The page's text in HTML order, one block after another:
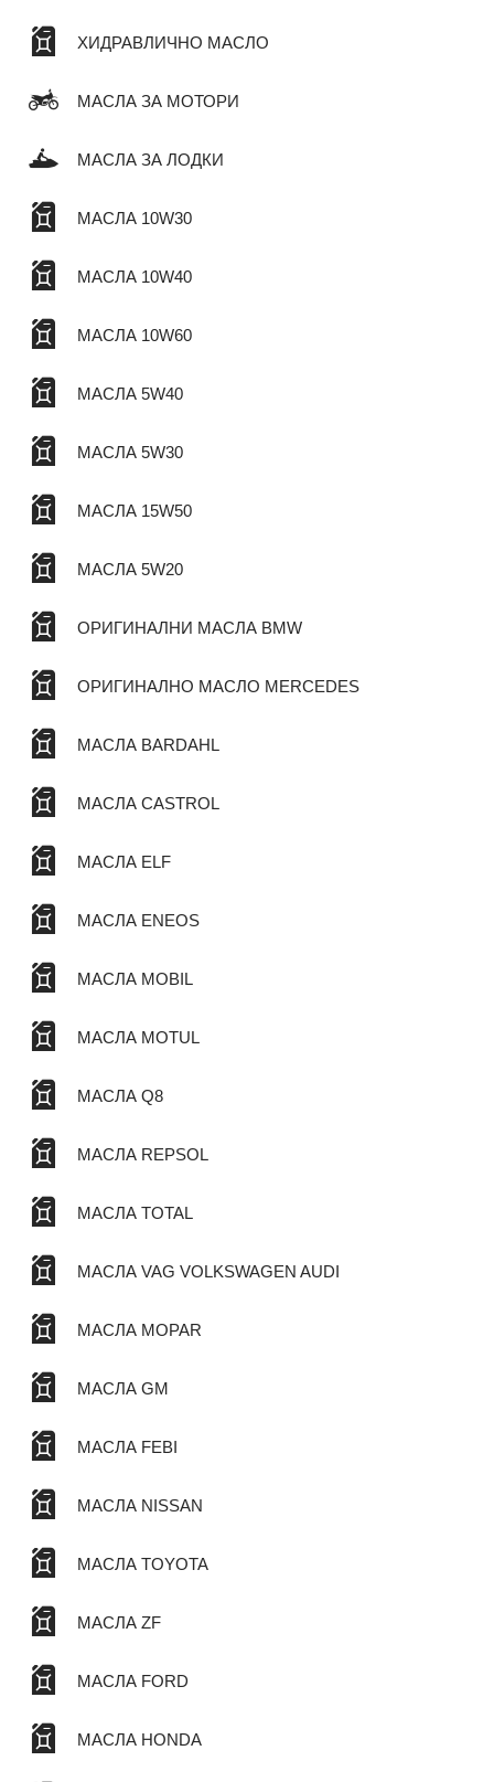
ХИДРАВЛИЧНО МАСЛО
МАСЛА ЗА МОТОРИ
МАСЛА ЗА ЛОДКИ
МАСЛА 10W30
МАСЛА 10W40
МАСЛА 10W60
МАСЛА 5W40
МАСЛА 5W30
МАСЛА 15W50
МАСЛА 5W20
ОРИГИНАЛНИ МАСЛА BMW
ОРИГИНАЛНО МАСЛО MERCEDES
МАСЛА BARDAHL
МАСЛА CASTROL
МАСЛА ELF
МАСЛА ENEOS
МАСЛА MOBIL
МАСЛА MOTUL
МАСЛА Q8
МАСЛА REPSOL
МАСЛА TOTAL
МАСЛА VAG VOLKSWAGEN AUDI
МАСЛА MOPAR
МАСЛА GM
МАСЛА FEBI
МАСЛА NISSAN
МАСЛА TOYOTA
МАСЛА ZF
МАСЛА FORD
МАСЛА HONDA